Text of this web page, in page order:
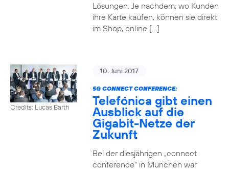
Lösungen. Je nachdem, wo Kunden
ihre Karte kaufen, können sie direkt
im Shop, online […]
Credits: Lucas Barth
10. Juni 2017
5G CONNECT CONFERENCE:
Telefónica gibt einen
Ausblick auf die
Gigabit-Netze der
Zukunft
Bei der diesjährigen „connect
conference“ in München war